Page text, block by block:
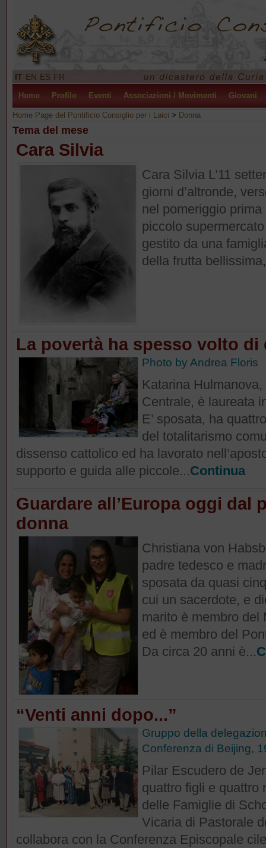
IT EN ES FR
Home Profilo Eventi Associazioni / Movimenti Giovani
Home Page del Pontificio Consiglio per i Laici > Donna
Tema del mese
Cara Silvia
Cara Silvia L’11
giorni d’altronde,
nel pomeriggio
piccolo
gestito da una
della frutta
La povertà ha spesso volto di
Photo by Andrea Floris
Katarina
Centrale, è laureata
E’ sposata, ha
del totalitarismo
dissenso cattolico ed ha lavorato
supporto e guida alle piccole...Continua
Guardare all’Europa oggi dal
donna
Christiana von
padre tedesco e
sposata da quasi
cui un sacerdote, e
marito è membro del
ed è membro del
Da circa 20 anni è...
“Venti anni dopo...”
Gruppo della
Conferenza di Beijing,
Pilar Escudero de
quattro figli e quattro
delle Famiglie di
Vicaria di Pastorale
collabora con la Conferenza Episcopale